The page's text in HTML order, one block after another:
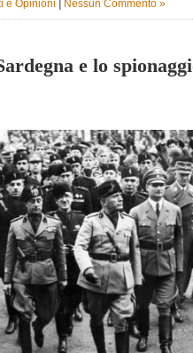
e Opinioni Nessun Commento »
e lo